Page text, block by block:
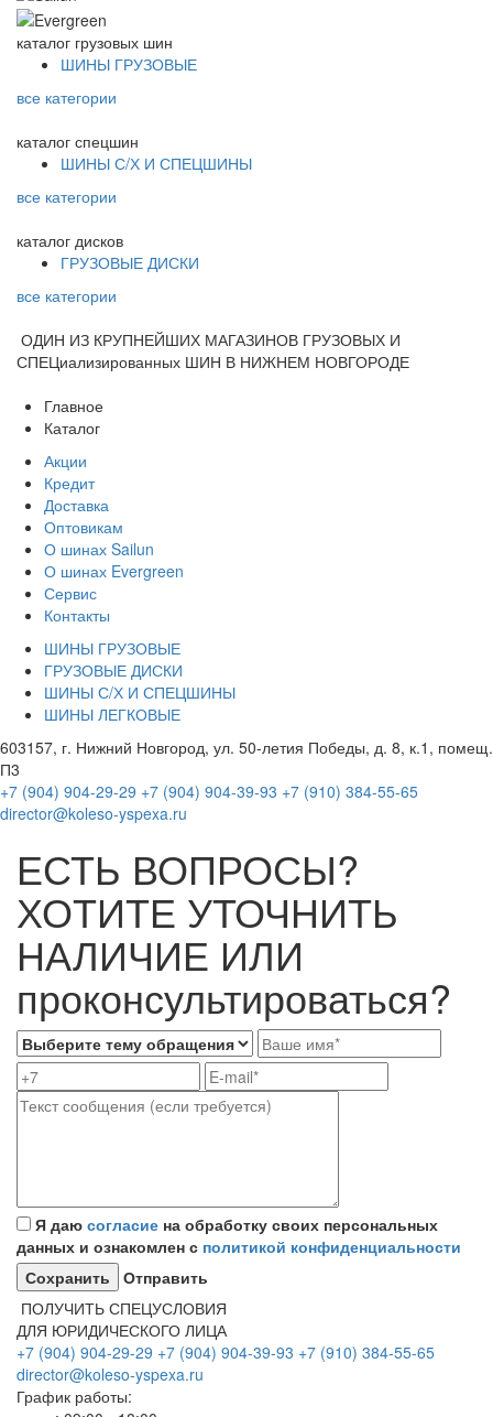
каталог грузовых шин
ШИНЫ ГРУЗОВЫЕ
все категории
каталог спецшин
ШИНЫ С/Х И СПЕЦШИНЫ
все категории
каталог дисков
ГРУЗОВЫЕ ДИСКИ
все категории
ОДИН ИЗ КРУПНЕЙШИХ МАГАЗИНОВ ГРУЗОВЫХ И
СПЕЦиализированных ШИН В НИЖНЕМ НОВГОРОДЕ
Главное
Каталог
Акции
Кредит
Доставка
Оптовикам
О шинах Sailun
О шинах Evergreen
Сервис
Контакты
ШИНЫ ГРУЗОВЫЕ
ГРУЗОВЫЕ ДИСКИ
ШИНЫ С/Х И СПЕЦШИНЫ
ШИНЫ ЛЕГКОВЫЕ
603157, г. Нижний Новгород, ул. 50-летия Победы, д. 8, к.1, помещ.
П3
+7 (904) 904-29-29 +7 (904) 904-39-93 +7 (910) 384-55-65
director@koleso-yspexa.ru
ЕСТЬ ВОПРОСЫ?
ХОТИТЕ УТОЧНИТЬ
НАЛИЧИЕ ИЛИ
проконсультироваться?
Я даю согласие на обработку своих персональных
данных и ознакомлен с политикой конфиденциальности
Отправить
ПОЛУЧИТЬ СПЕЦУСЛОВИЯ
ДЛЯ ЮРИДИЧЕСКОГО ЛИЦА
+7 (904) 904-29-29 +7 (904) 904-39-93 +7 (910) 384-55-65
director@koleso-yspexa.ru
График работы: